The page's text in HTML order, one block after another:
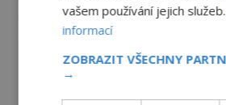
vašem používání jejich
informací
ZOBRAZIT VŠECHNY
→